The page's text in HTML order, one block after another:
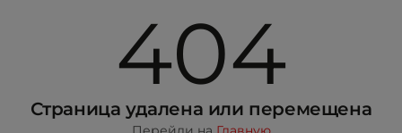
404
Страница удалена или перемещена